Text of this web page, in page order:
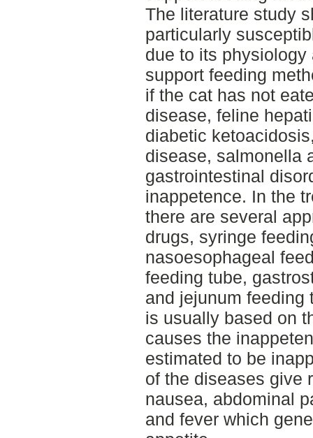
The literature study
particularly
due to its
support feeding
if the cat has not
disease, feline
diabetic
disease, salmonella
gastrointestinal
inappetence. In the
there are several
drugs, syringe
nasoesophageal
feeding tube,
and jejunum feeding
is usually based on
causes the
estimated to be
of the diseases give
nausea, abdominal
and fever which